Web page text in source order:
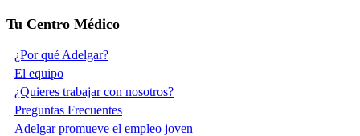
Tu Centro Médico
¿Por qué Adelgar?
El equipo
¿Quieres trabajar con nosotros?
Preguntas Frecuentes
Adelgar promueve el empleo joven